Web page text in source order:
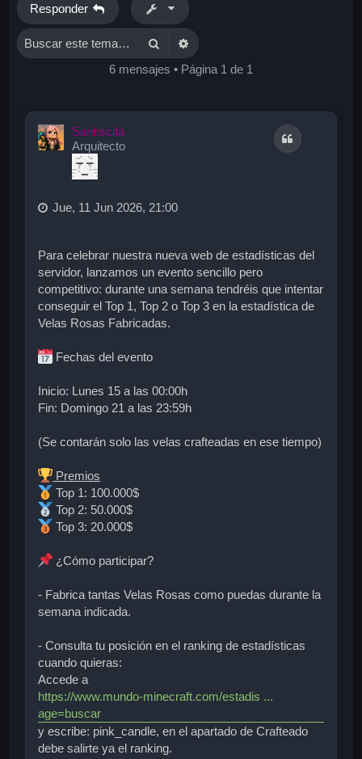
Responder
BuscarBúsqueda avanzada
6 mensajes • Página 1 de 1
Sarinscita
Arquitecto
Citar
Jue, 11 Jun 2026, 21:00
Para celebrar nuestra nueva web de estadísticas del
servidor, lanzamos un evento sencillo pero
competitivo: durante una semana tendréis que intentar
conseguir el Top 1, Top 2 o Top 3 en la estadística de
Velas Rosas Fabricadas.
Fechas del evento
Inicio: Lunes 15 a las 00:00h
Fin: Domingo 21 a las 23:59h
(Se contarán solo las velas crafteadas en ese tiempo)
Premios
Top 1: 100.000$
Top 2: 50.000$
Top 3: 20.000$
¿Cómo participar?
- Fabrica tantas Velas Rosas como puedas durante la
semana indicada.
- Consulta tu posición en el ranking de estadísticas
cuando quieras:
Accede a
https://www.mundo-minecraft.com/estadis ...
age=buscar
y escribe: pink_candle, en el apartado de Crafteado
debe salirte ya el ranking.